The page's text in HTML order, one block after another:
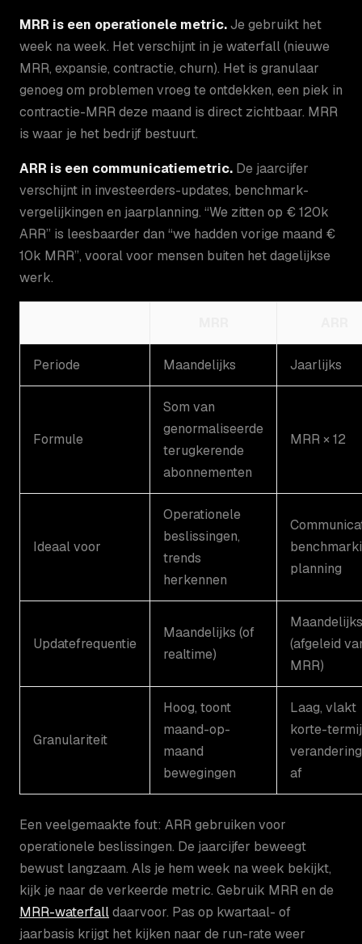
MRR is een operationele metric.Je gebruikt het
week na week. Het verschijnt in je waterfall (nieuwe
MRR, expansie, contractie, churn). Het is granulaar
genoeg om problemen vroeg te ontdekken, een piek in
contractie-MRR deze maand is direct zichtbaar. MRR
is waar je het bedrijf bestuurt.
ARR is een communicatiemetric. De jaarcijfer
verschijnt in investeerders-updates, benchmark-
vergelijkingen en jaarplanning. “We zitten op € 120k
ARR” is leesbaarder dan “we hadden vorige maand €
10k MRR”, vooral voor mensen buiten het dagelijkse
werk.
Periode Maandelijks Jaarlijks
Formule
Som van
genormaliseerde
terugkerende
abonnementen
MRR × 12
Ideaal voor
Operationele
beslissingen,
trends
herkennen
planning
Updatefrequentie
Maandelijks (of
realtime)
Maandelijks
(afgeleid
MRR)
Granulariteit
Hoog, toont
maand-op-
maand
bewegingen
Laag, vlakt
korte-
af
Een veelgemaakte fout: ARR gebruiken voor
operationele beslissingen. De jaarcijfer beweegt
bewust langzaam. Als je hem week na week bekijkt,
kijk je naar de verkeerde metric. Gebruik MRR en de
MRR-waterfalldaarvoor. Pas op kwartaal- of
jaarbasis krijgt het kijken naar de run-rate weer